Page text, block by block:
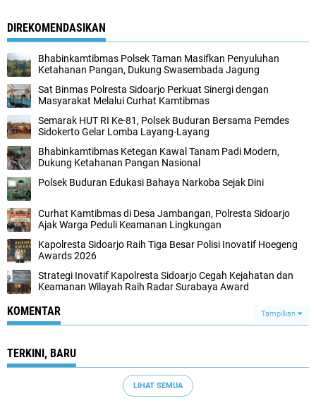
DIREKOMENDASIKAN
Bhabinkamtibmas Polsek Taman Masifkan Penyuluhan
Ketahanan Pangan, Dukung Swasembada Jagung
Sat Binmas Polresta Sidoarjo Perkuat Sinergi dengan
Masyarakat Melalui Curhat Kamtibmas
Semarak HUT RI Ke-81, Polsek Buduran Bersama Pemdes
Sidokerto Gelar Lomba Layang-Layang
Bhabinkamtibmas Ketegan Kawal Tanam Padi Modern,
Dukung Ketahanan Pangan Nasional
Polsek Buduran Edukasi Bahaya Narkoba Sejak Dini
Curhat Kamtibmas di Desa Jambangan, Polresta Sidoarjo
Ajak Warga Peduli Keamanan Lingkungan
Kapolresta Sidoarjo Raih Tiga Besar Polisi Inovatif Hoegeng
Awards 2026
Strategi Inovatif Kapolresta Sidoarjo Cegah Kejahatan dan
Keamanan Wilayah Raih Radar Surabaya Award
KOMENTAR Tampilkan
TERKINI, BARU
LIHAT SEMUA